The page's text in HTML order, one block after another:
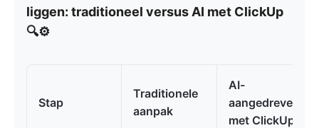
liggen: traditioneel versus AI met ClickUp
🔍⚙️
Stap
Traditionele
aanpak
AI-
aangedreven
met ClickUp